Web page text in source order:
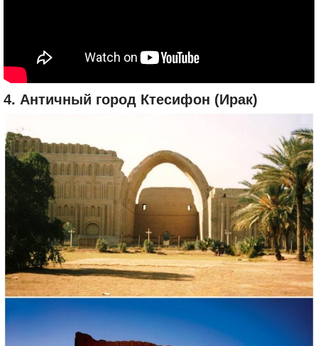
4. Античный город Ктесифон (Ирак)